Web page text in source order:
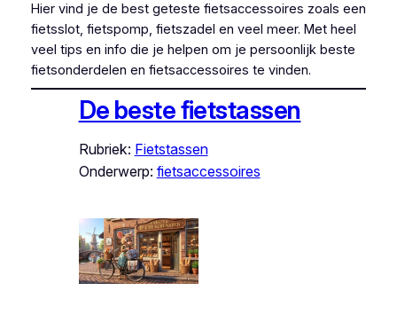
Hier vind je de best geteste fietsaccessoires zoals een
fietsslot, fietspomp, fietszadel en veel meer. Met heel
veel tips en info die je helpen om je persoonlijk beste
fietsonderdelen en fietsaccessoires te vinden.
De beste fietstassen
Rubriek: Fietstassen
Onderwerp: fietsaccessoires